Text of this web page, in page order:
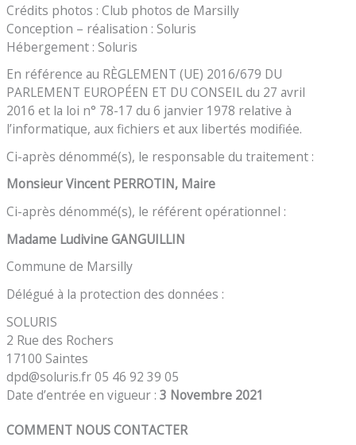
Crédits photos : Club photos de Marsilly
Conception – réalisation : Soluris
Hébergement : Soluris
En référence au RÈGLEMENT (UE) 2016/679 DU
PARLEMENT EUROPÉEN ET DU CONSEIL du 27 avril
2016 et la loi n° 78-17 du 6 janvier 1978 relative à
l’informatique, aux fichiers et aux libertés modifiée.
Ci-après dénommé(s), le responsable du traitement :
Monsieur Vincent PERROTIN, Maire
Ci-après dénommé(s), le référent opérationnel :
Madame Ludivine GANGUILLIN
Commune de Marsilly
Délégué à la protection des données :
SOLURIS
2 Rue des Rochers
17100 Saintes
dpd@soluris.fr 05 46 92 39 05
Date d’entrée en vigueur :3 Novembre 2021
COMMENT NOUS CONTACTER